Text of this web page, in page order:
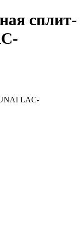
сплит-
LAC-